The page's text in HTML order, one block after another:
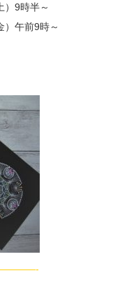
）9時半～
）午前9時～